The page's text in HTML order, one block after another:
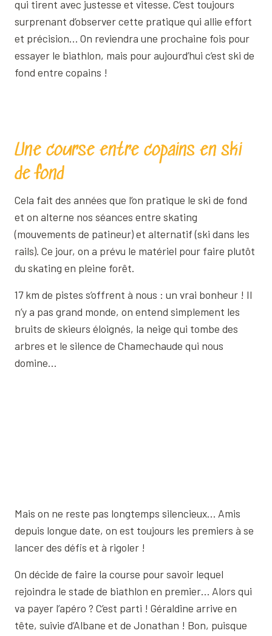
qui tirent avec justesse et vitesse. C’est toujours
surprenant d’observer cette pratique qui allie effort
et précision… On reviendra une prochaine fois pour
essayer le biathlon, mais pour aujourd’hui c’est ski de
fond entre copains !
Une course entre copains en ski
de fond
Cela fait des années que l’on pratique le ski de fond
et on alterne nos séances entre skating
(mouvements de patineur) et alternatif (ski dans les
rails). Ce jour, on a prévu le matériel pour faire plutôt
du skating en pleine forêt.
17 km de pistes s’offrent à nous : un vrai bonheur ! Il
n’y a pas grand monde, on entend simplement les
bruits de skieurs éloignés, la neige qui tombe des
arbres et le silence de Chamechaude qui nous
domine…
Mais on ne reste pas longtemps silencieux… Amis
depuis longue date, on est toujours les premiers à se
lancer des défis et à rigoler !
On décide de faire la course pour savoir lequel
rejoindra le stade de biathlon en premier… Alors qui
va payer l’apéro ? C’est parti ! Géraldine arrive en
tête, suivie d’Albane et de Jonathan ! Bon, puisque